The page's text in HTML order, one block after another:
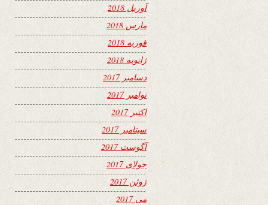
آوریل 2018
مارس 2018
فوریه 2018
ژانویه 2018
دسامبر 2017
نوامبر 2017
اکتبر 2017
سپتامبر 2017
آگوست 2017
جولای 2017
ژوئن 2017
می 2017